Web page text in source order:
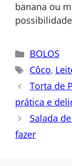
banana ou
Categorias
BOLOS
Tags
Côco,
Torta de
prática e
Salada
fazer